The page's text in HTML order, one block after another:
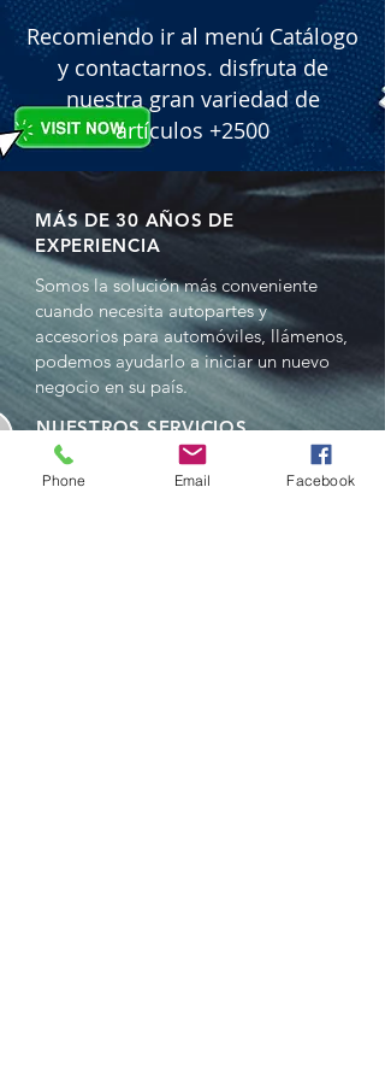
Recomiendo ir al menú Catálogo
y contactarnos. disfruta de
nuestra gran variedad de
artículos +2500
MÁS DE 30 AÑOS DE
EXPERIENCIA
Somos la solución más conveniente
cuando necesita autopartes y
accesorios para automóviles, llámenos,
podemos ayudarlo a iniciar un nuevo
negocio en su país.
NUESTROS SERVICIOS
- Ventas al por mayor
- Distribuciones
Phone Email Facebook